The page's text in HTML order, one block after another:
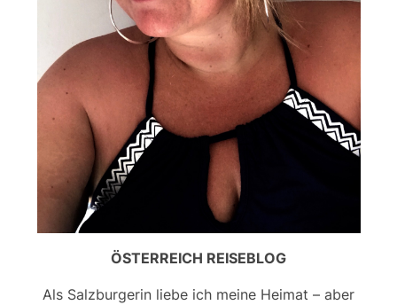
ÖSTERREICH REISEBLOG
Als Salzburgerin liebe ich meine Heimat – aber